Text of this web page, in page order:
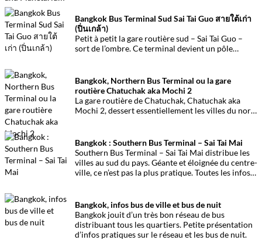
offrant une exploration du monde des sciences et
de l’univers. Récemment rénové, cet endroit est à
découvrir en famille.
Bangkok Bus Terminal Sud Sai Tai Guo สายใต้เก่า
(ปิ่นเกล้า)
Petit à petit la gare routière sud – Sai Tai Guo –
sort de l’ombre. Ce terminal devient un pôle
Bangkok, Northern Bus Terminal ou la gare
routière Chatuchak aka Mochi 2
La gare routière de Chatuchak, Chatuchak aka
Mochi 2, dessert essentiellement les villes du nord
optimiser son départ et son arrivée.
Bangkok : Southern Bus Terminal – Sai Tai Mai
Southern Bus Terminal – Sai Tai Mai distribue les
villes au sud du pays. Géante et éloignée du centre-
ville, ce n’est pas la plus pratique. Toutes les infos
Bangkok, infos bus de ville et bus de nuit
Bangkok jouit d’un très bon réseau de bus
distribuant tous les quartiers. Petite présentation
d’infos pratiques sur le réseau et les bus de nuit.